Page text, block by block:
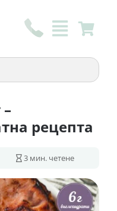
рецепта
3 мин. четене